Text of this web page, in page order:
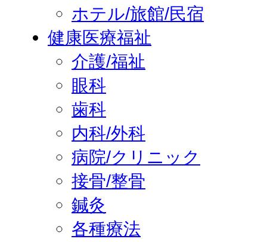
ホテル/旅館/民宿
健康医療福祉
介護/福祉
眼科
歯科
内科/外科
病院/クリニック
接骨/整骨
鍼灸
各種療法